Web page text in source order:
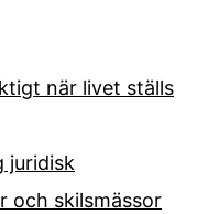
när livet ställs
juridisk
och skilsmässor